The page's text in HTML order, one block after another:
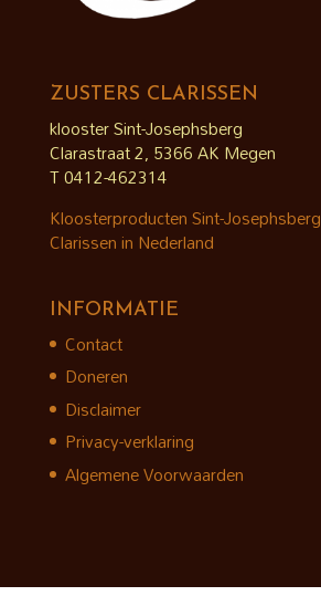
ZUSTERS CLARISSEN
klooster Sint-Josephsberg
Clarastraat 2, 5366 AK Megen
T 0412-462314
Kloosterproducten Sint-Josephsberg
Clarissen in Nederland
INFORMATIE
Contact
Doneren
Disclaimer
Privacy-verklaring
Algemene Voorwaarden